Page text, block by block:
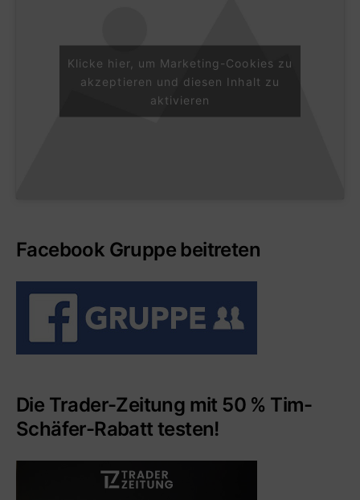
Klicke hier, um Marketing-Cookies zu
akzeptieren und diesen Inhalt zu
aktivieren
Facebook Gruppe beitreten
Die Trader-Zeitung mit 50 % Tim-
Schäfer-Rabatt testen!